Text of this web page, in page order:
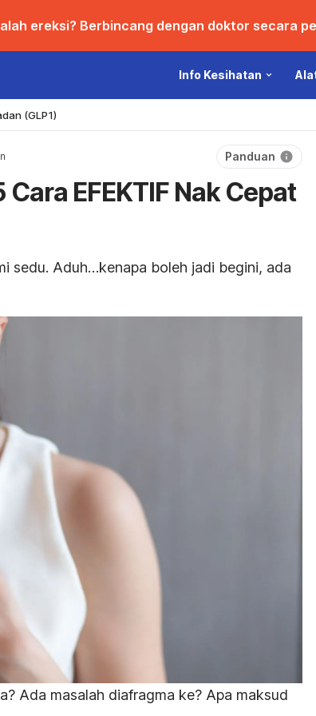
ereksi? Berbincang dengan doktor secara
Info Kesihatan
(GLP1)
Panduan
EFEKTIF Nak Cepat
sedu. Aduh…kenapa boleh jadi begini, ada
Ada masalah diafragma ke? Apa maksud